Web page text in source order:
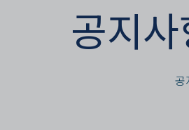
공지
공